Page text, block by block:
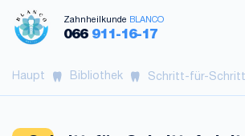
Zahnheilkunde BLANCO
066911-16-17
Haupt Bibliothek Schritt-für-